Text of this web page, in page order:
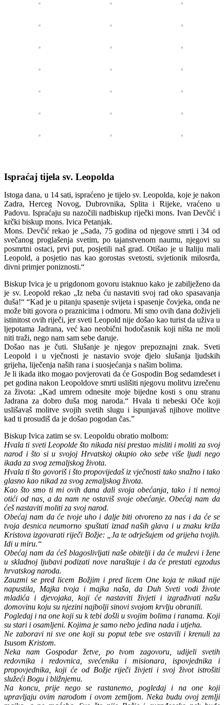
Ispraćaj tijela sv. Leopolda
Istoga dana, u 14 sati, ispraćeno je tijelo sv. Leopolda, koje je nakon
Zadra, Herceg Novog, Dubrovnika, Splita i Rijeke, vraćeno u
Padovu. Ispraćaju su nazočili nadbiskup riječki mons. Ivan Devčić i
krčki biskup mons. Ivica Petanjak.
Mons. Devčić rekao je „Sada, 75 godina od njegove smrti i 34 od
svečanog proglašenja svetim, po tajanstvenom naumu, njegovi su
posmrtni ostaci, prvi put, posjetili naš grad. Otišao je u Italiju mali
Leopold, a posjetio nas kao gorostas svetosti, svjetionik milosrđa,
divni primjer poniznosti.“
Biskup Ivica je u prigdonom govoru istaknuo kako je zabilježeno da
je sv. Leopold rekao „Iz neba ću nastaviti svoj rad oko spasavanja
duša!“ “Kad je u pitanju spasenje svijeta i spasenje čovjeka, onda ne
može biti govora o praznicima i odmoru. Mi smo ovih dana doživjeli
istinitost ovih riječi, jer sveti Leopold nije došao kao turist da uživa u
ljepotama Jadrana, već kao neobični hodočasnik koji ništa ne moli
niti traži, nego nam sam sebe daruje.
Došao nas je čuti. Slušanje je njegov prepoznajni znak. Sveti
Leopold i u vječnosti je nastavio svoje djelo slušanja ljudskih
grijeha, liječenja naših rana i suosjećanja s našim bolima.
Je li ikada itko mogao povjerovati da će Gospodin Bog sedamdeset i
pet godina nakon Leopoldove smrti uslišiti njegovu molitvu izrečenu
za života: „Kad umrem odnesite moje bijedne kosti s onu stranu
Jadrana za dobro duša mog naroda.“ Hvala ti nebeski Oče koji
uslišavaš molitve svojih svetih slugu i ispunjavaš njihove molitve
kad ti prosudiš da je došao pogodan čas.”
Biskup Ivica zatim se sv. Leopoldu obratio molbom:
Hvala ti sveti Leopolde što nikada nisi prestao misliti i moliti za svoj
narod i što si u svojoj Hrvatskoj okupio oko sebe više ljudi nego
ikada za svog zemaljskog života.
Hvala ti što govoriš i što propovijedaš iz vječnosti tako snažno i tako
glasno kao nikad za svog zemaljskog života.
Kao što smo ti mi ovih dana dali svoja obećanja, tako i ti nemoj
otići od nas, a da nam ne ostaviš svoje obećanje. Obećaj nam da
ćeš nastaviti moliti za svoj narod.
Obećaj nam da će tvoje uho i dalje biti otvoreno za nas i da će se
tvoja desnica neumorno spuštati iznad naših glava i u znaku križa
Kristova izgovarati riječi Božje: „Ja te odrješujem od grijeha tvojih.
Idi u miru.“
Obećaj nam da ćeš blagoslivljati naše obitelji i da će muževi i žene
u skladnoj ljubavi podizati nove naraštaje i da će prestati egzodus
hrvatskog naroda.
Zauzmi se pred licem Božjim i pred licem One koja te nikad nije
napustila, Majka tvoja i majka naša, da Duh Sveti vodi živote
mladića i djevojaka, koji će nastaviti živjeti i izgrađivati našu
domovinu koju su njezini najbolji sinovi svojom krvlju obranili.
Pogledaj i na one koji su k tebi došli u svojim bolima i ranama. Koji
su stari i osamljeni. Kojima je samo nebo jedina nada i utjeha.
Ne zaboravi ni sve one koji su poput tebe sve ostavili i krenuli za
Isusom Kristom.
Neka nam Gospodar žetve, po tvom zagovoru, udijeli svetih
redovnika i redovnica, svećenika i misionara, ispovjednika i
propovjednika, koji će od Božje riječi živjeti i svoj život istrošiti
služeći Bogu i bližnjemu.
Na koncu, prije nego se rastanemo, pogledaj i na one koji
upravljaju ovim narodom i ovom zemljom. Neka budu ovoj zemlji